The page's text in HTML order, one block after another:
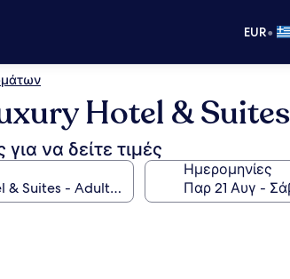
EUR•
Hotel &
να δείτε τιμές
Ημερομηνίες